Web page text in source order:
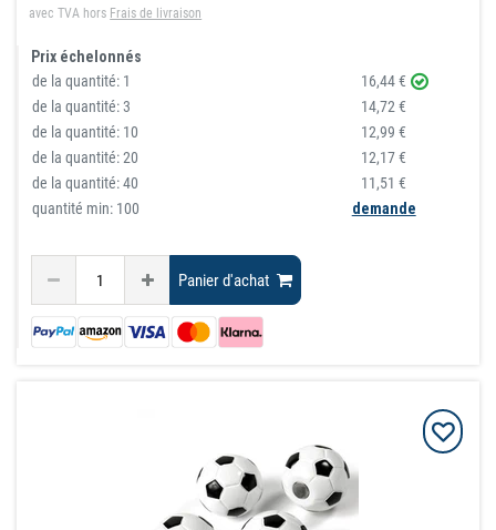
avec TVA hors Frais de livraison
Prix échelonnés
de la quantité: 1
16,44 €
de la quantité:3
14,72 €
de la quantité: 10
12,99 €
de la quantité:20
12,17 €
de la quantité:40
11,51 €
quantité min: 100
demande
Panier d'achat